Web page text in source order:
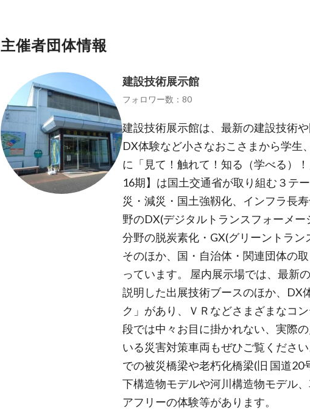
主催者団体情報
建設技術展示館
フォロワー数：80
建設技術展示館は、最新の建設技術や
DX体験など小さなおこさまから学生
に「見て！触れて！知る（学べる）
16期】は国土交通省が取り組む３テ
災・減災・国土強靱化、インフラ長
野のDX(デジタルトランスフォーメー
分野の脱炭素化・GX(グリーントラン
そのほか、国・自治体・関連団体の
っています。 屋内展示場では、最新
説明した出展技術ブースのほか、DX
ク」があり、ＶＲなどさまざまなコ
段では中々お目に掛かれない、実際
いる災害対策車両もぜひご覧くださ
での被災橋梁や老朽化橋梁(旧 国道
下構造物モデルや河川構造物モデル
アフリーの体験等があります。